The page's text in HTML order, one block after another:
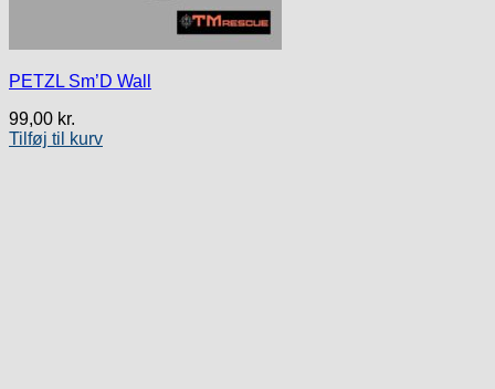
PETZL Sm’D Wall
99,00 kr.
Tilføj til kurv